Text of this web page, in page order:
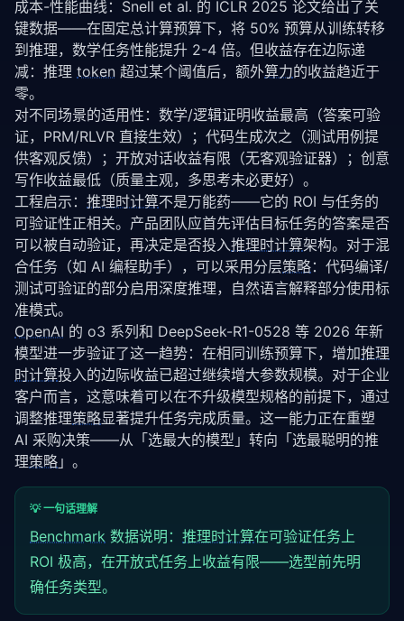
成本-性能曲线：Snell et al. 的 ICLR 2025 论文给出了关
键数据——在固定总计算预算下，将 50% 预算从训练转移
到推理，数学任务性能提升 2-4 倍。但收益存在边际递
减：推理 token 超过某个阈值后，额外算力的收益趋近于
零。
对不同场景的适用性：数学/逻辑证明收益最高（答案可验
证，PRM/RLVR 直接生效）；代码生成次之（测试用例提
供客观反馈）；开放对话收益有限（无客观验证器）；创意
写作收益最低（质量主观，多思考未必更好）。
工程启示： 推理时计算不是万能药——它的 ROI 与任务的
可验证性正相关。产品团队应首先评估目标任务的答案是否
可以被自动验证，再决定是否投入推理时计算架构。对于混
合任务（如 AI 编程助手），可以采用分层策略：代码编译/
测试可验证的部分启用深度推理，自然语言解释部分使用标
准模式。
OpenAI 的 o3 系列和 DeepSeek-R1-0528 等 2026 年新
模型进一步验证了这一趋势：在相同训练预算下，增加推理
时计算投入的边际收益已超过继续增大参数规模。对于企业
客户而言，这意味着可以在不升级模型规格的前提下，通过
调整推理策略显著提升任务完成质量。这一能力正在重塑
AI 采购决策——从「选最大的模型」转向「选最聪明的推
理策略 」。
💡 一句话理解
Benchmark 数据说明： 推理时计算在可验证任务上
ROI 极高，在开放式任务上收益有限——选型前先明
确任务类型。